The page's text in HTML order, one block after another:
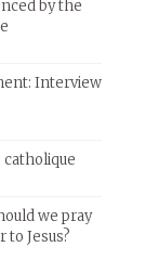
by the
Interview
catholique
we pray
to Jesus?